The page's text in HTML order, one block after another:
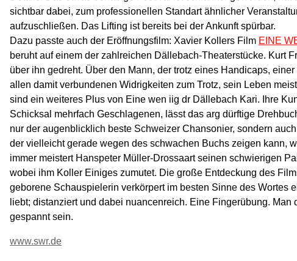
sichtbar dabei, zum professionellen Standart ähnlicher
aufzuschließen. Das Lifting ist bereits bei der Ankunft spürbar.
Dazu passte auch der Eröffnungsfilm: Xavier Kollers Film EINE
beruht auf einem der zahlreichen Dällebach-Theaterstücke. Kurt
über ihn gedreht. Über den Mann, der trotz eines Handicaps, einer
allen damit verbundenen Widrigkeiten zum Trotz, sein Leben
sind ein weiteres Plus von Eine wen iig dr Dällebach Kari. Ihre
Schicksal mehrfach Geschlagenen, lässt das arg dürftige
nur der augenblicklich beste Schweizer Chansonier, sondern
der vielleicht gerade wegen des schwachen Buchs zeigen kann,
immer meistert Hanspeter Müller-Drossaart seinen schwierigen
wobei ihm Koller Einiges zumutet. Die große Entdeckung des
geborene Schauspielerin verkörpert im besten Sinne des Wortes
liebt; distanziert und dabei nuancenreich. Eine Fingerübung. Man
gespannt sein.
www.swr.de